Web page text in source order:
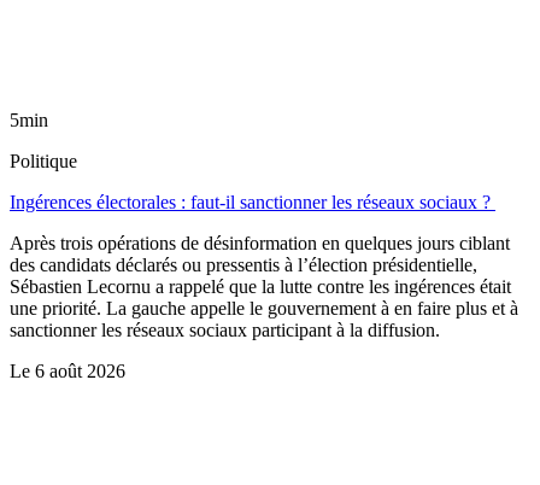
5min
Politique
Ingérences électorales : faut-il sanctionner les réseaux sociaux ?
Après trois opérations de désinformation en quelques jours ciblant
des candidats déclarés ou pressentis à l’élection présidentielle,
Sébastien Lecornu a rappelé que la lutte contre les ingérences était
une priorité. La gauche appelle le gouvernement à en faire plus et à
sanctionner les réseaux sociaux participant à la diffusion.
Le 6 août 2026